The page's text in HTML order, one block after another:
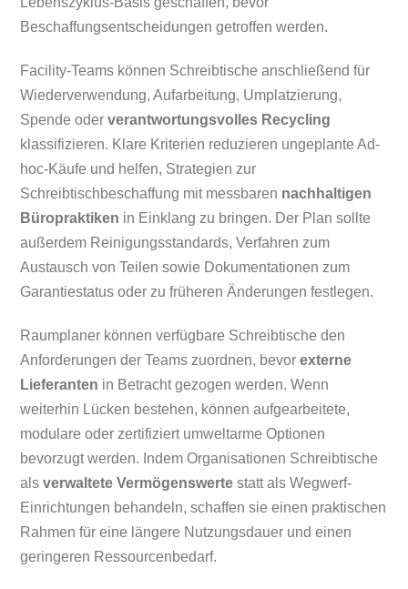
Beschaffungsentscheidungen getroffen werden.
Facility-Teams können Schreibtische anschließend für
Wiederverwendung, Aufarbeitung, Umplatzierung,
Spende oderverantwortungsvolles Recycling
klassifizieren. Klare Kriterien reduzieren ungeplante Ad-
hoc-Käufe und helfen, Strategien zur
Schreibtischbeschaffung mit messbaren nachhaltigen
Büropraktiken in Einklang zu bringen. Der Plan sollte
außerdem Reinigungsstandards, Verfahren zum
Austausch von Teilen sowie Dokumentationen zum
Garantiestatus oder zu früheren Änderungen festlegen.
Raumplaner können verfügbare Schreibtische den
Anforderungen der Teams zuordnen, bevorexterne
Lieferanten in Betracht gezogen werden. Wenn
weiterhin Lücken bestehen, können aufgearbeitete,
modulare oder zertifiziert umweltarme Optionen
bevorzugt werden. Indem Organisationen Schreibtische
alsverwaltete Vermögenswerte statt als Wegwerf-
Einrichtungen behandeln, schaffen sie einen praktischen
Rahmen für eine längere Nutzungsdauer und einen
geringeren Ressourcenbedarf.